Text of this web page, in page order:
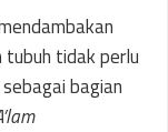
tidak perlu
bagian